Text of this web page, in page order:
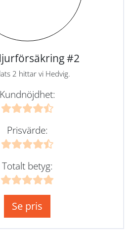
#2
2 hittar vi Hedvig.
Kundnöjdhet:
Prisvärde:
Totalt betyg:
Se pris